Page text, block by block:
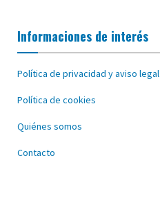
Informaciones de interés
Política de privacidad y aviso legal
Política de cookies
Quiénes somos
Contacto